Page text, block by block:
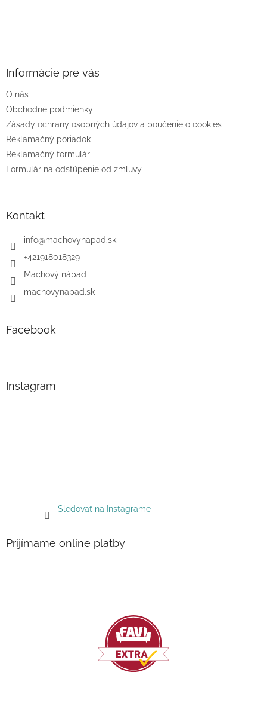
e
Informácie pre vás
O nás
Obchodné podmienky
Zásady ochrany osobných údajov a poučenie o cookies
Reklamačný poriadok
Reklamačný formulár
Formulár na odstúpenie od zmluvy
Kontakt
info@machovynapad.sk
+421918018329
Machový nápad
machovynapad.sk
Facebook
Instagram
Sledovať na Instagrame
Prijímame online platby